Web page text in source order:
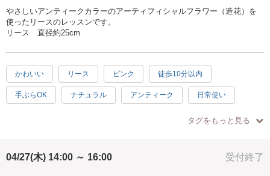
やさしいアンティークカラーのアーティフィシャルフラワー（造花）を
使ったリースのレッスンです。
リース 直径約25cm
かわいい リース ピンク 徒歩10分以内
手ぶらOK ナチュラル アンティーク 日常使い
ハッピー
タグをもっと見る
受付終了
04/27(木) 14:00 ～ 16:00